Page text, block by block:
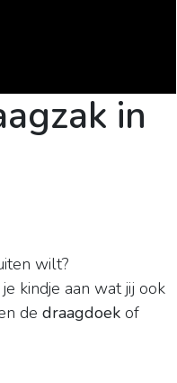
in
wilt?
kindje aan wat jij ook
de draagdoek of